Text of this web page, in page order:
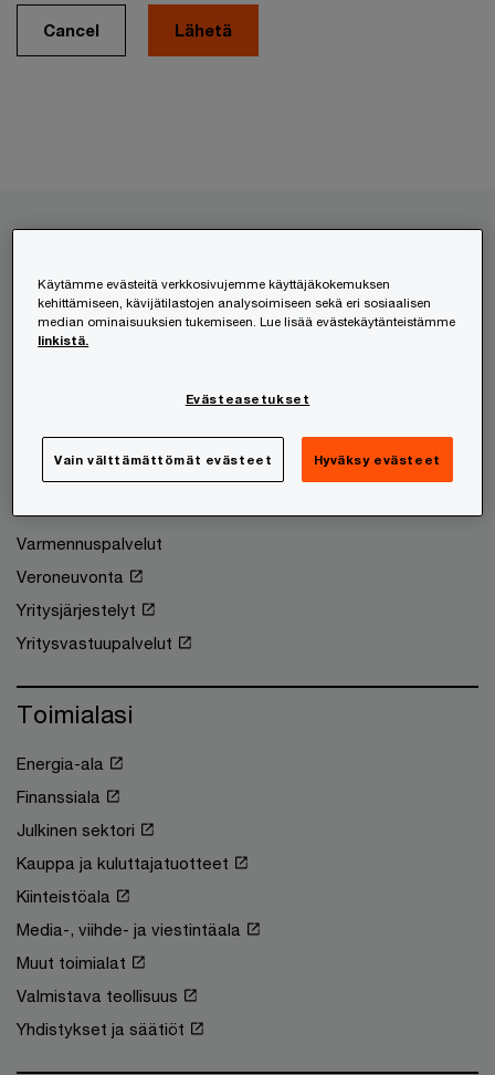
Cancel
HR- ja työnantajapalvelut
Kansainvälistyminen
Liikkeenjohdon konsultointi
Riskienhallinta
Teknologia ja digitaalisuus
Varmennuspalvelut
Veroneuvonta
Yritysjärjestelyt
Yritysvastuupalvelut
Toimialasi
Energia-ala
Finanssiala
Julkinen sektori
Kauppa ja kuluttajatuotteet
Kiinteistöala
Media-, viihde- ja viestintäala
Muut toimialat
Valmistava teollisuus
Yhdistykset ja säätiöt
Käytämme evästeitä verkkosivujemme käyttäjäkokemuksen
kehittämiseen, kävijätilastojen analysoimiseen sekä eri sosiaalisen
median ominaisuuksien tukemiseen. Lue lisää evästekäytänteistämme
linkistä.
Evästeasetukset
Vain välttämättömät evästeet Hyväksy evästeet